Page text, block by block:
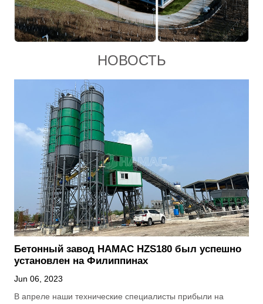
НОВОСТЬ
Бетонный завод HAMAC HZS180 был успешно
установлен на Филиппинах
Jun 06, 2023
В апреле наши технические специалисты прибыли на